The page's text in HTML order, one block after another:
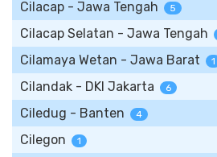
Cilacap - Jawa Tengah 5
Cilacap Selatan - Jawa Tengah
Cilamaya Wetan - Jawa Barat 1
Cilandak - DKI Jakarta 6
Ciledug - Banten 4
Cilegon 1